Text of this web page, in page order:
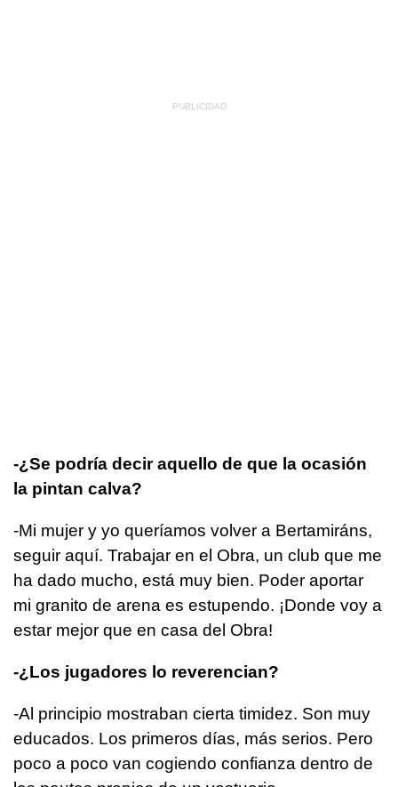
-¿Se podría decir aquello de que la ocasión
la pintan calva?
-Mi mujer y yo queríamos volver a Bertamiráns,
seguir aquí. Trabajar en el Obra, un club que me
ha dado mucho, está muy bien. Poder aportar
mi granito de arena es estupendo. ¡Donde voy a
estar mejor que en casa del Obra!
-¿Los jugadores lo reverencian?
-Al principio mostraban cierta timidez. Son muy
educados. Los primeros días, más serios. Pero
poco a poco van cogiendo confianza dentro de